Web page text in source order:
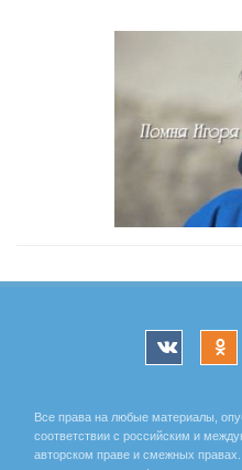
Все права на любые материалы,
соответствии с российским и
авторском праве и смежных